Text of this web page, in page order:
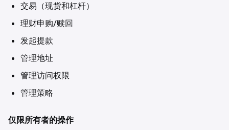
交易（现货和杠杆）
理财申购/赎回
发起提款
管理地址
管理访问权限
管理策略
仅限所有者的操作